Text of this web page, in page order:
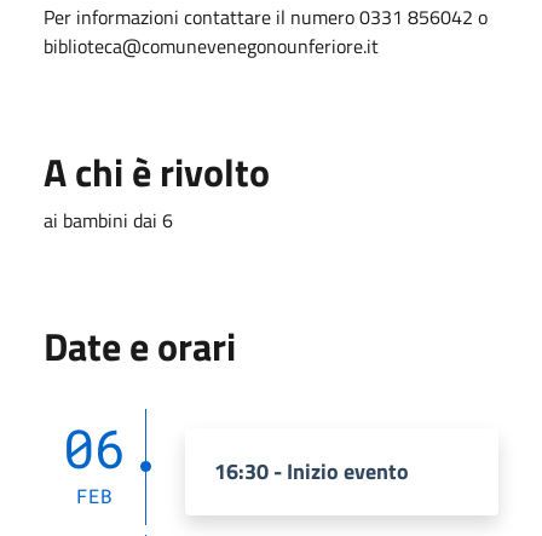
Per informazioni contattare il numero 0331 856042 o
biblioteca@comunevenegonounferiore.it
A chi è rivolto
ai bambini dai 6
Date e orari
06
FEB
16:30 - Inizio evento